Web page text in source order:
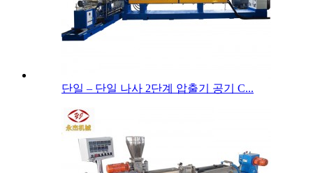
단일 – 단일 나사 2단계 압출기 공기 C...